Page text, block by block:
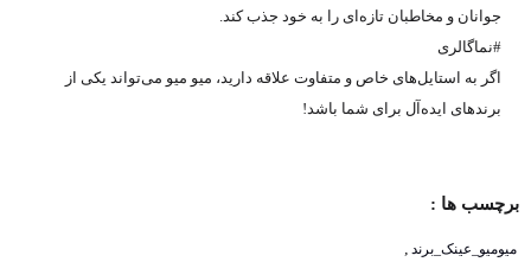
جوانان و مخاطبان تازه‌ای را به خود جذب کند.
#نماگالری
اگر به استایل‌های خاص و متفاوت علاقه دارید، میو میو می‌تواند یکی از
برندهای ایده‌آل برای شما باشد!
برچسب ها :
میومیو_عینک_برند ,